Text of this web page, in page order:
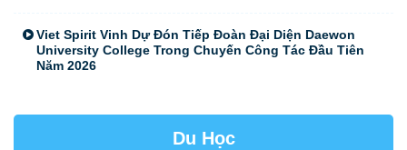
Viet Spirit Vinh Dự Đón Tiếp Đoàn Đại Diện Daewon
University College Trong Chuyến Công Tác Đầu Tiên
Năm 2026
Du Học